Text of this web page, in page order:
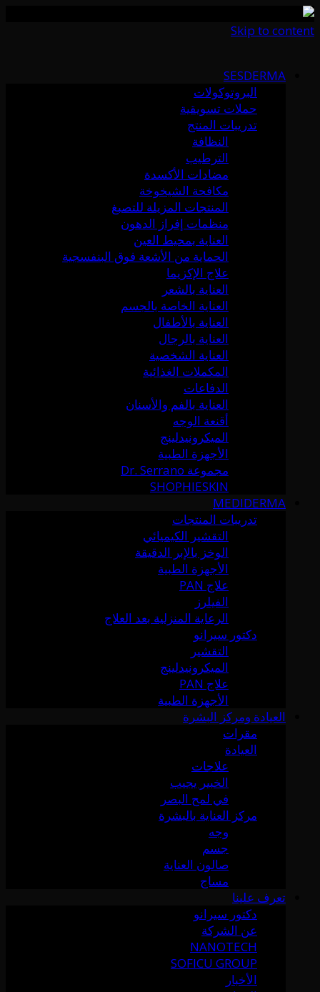
Skip to content
SESDERMA
البروتوكولات
حملات تسويقية
تدريبات المنتج
النظافة
الترطيب
مضادات الأكسدة
مكافحة الشيخوخة
المنتجات المزيلة للتصبغ
منظمات إفراز الدهون
العناية بمحيط العين
الحماية من الأشعة فوق البنفسجية
علاج الإكزيما
العناية بالشعر
العناية الخاصة بالجسم
العناية بالأطفال
العناية بالرجال
العناية الشخصية
المكملات الغذائية
الدفاعات
العناية بالفم والأسنان
أقنعة الوجه
الميكرونيدلينج
الأجهزة الطبية
مجموعة Dr. Serrano
SHOPHIESKIN
MEDIDERMA
تدريبات المنتجات
التقشير الكيميائي
الوخز بالإبر الدقيقة
الأجهزة الطبية
علاج PAN
الفيلرز
الرعاية المنزلية بعد العلاج
دكتور سيرانو
التقشير
الميكرونيدلينج
علاج PAN
الأجهزة الطبية
العيادة ومركز البشرة
مقرات
العيادة
علاجات
الخبير يجيب
في لمح البصر
مركز العناية بالبشرة
وجه
جسم
صالون العناية
مساج
تعرف علينا
دكتور سيرانو
عن الشركة
NANOTECH
SOFICU GROUP
الأخبار